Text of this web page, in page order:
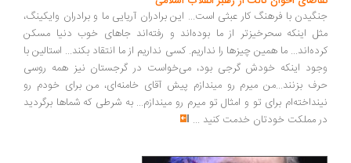
با فرهنگ کار عبثی است... این برادران آریایی ما و برادران وایکینگ،
اینکه سحرخیزتر از ما بوده‌اند و رفته‌اند جاهای خوب دنیا مسکن
ما همین چیزها را نداریم. کسی نداریم از ما انتقاد بکند... استالین با
اینکه خودش گرجی بود، می‌خواست در گرجستان نیز همه روسی
بزنند...من میرم رو میندازم پیش آقای خامنه‌ای، من برای خودم رو
برای تو و امثال تو میرم رو میندازم... به شرطی که شماها برگردید
مملکت خودتان خدمت کنید...